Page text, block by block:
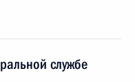
службе